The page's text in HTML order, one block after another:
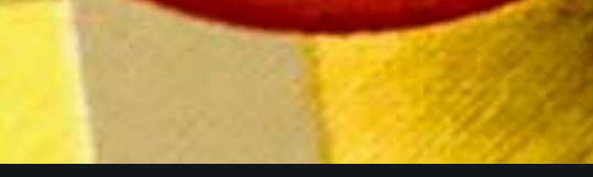
Champagne